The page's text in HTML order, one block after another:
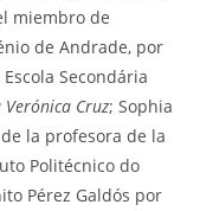
miembro de
de Andrade, por
Secondária
Verónica Cruz; Sophia
la profesora de la
Politécnico do
Pérez Galdós por